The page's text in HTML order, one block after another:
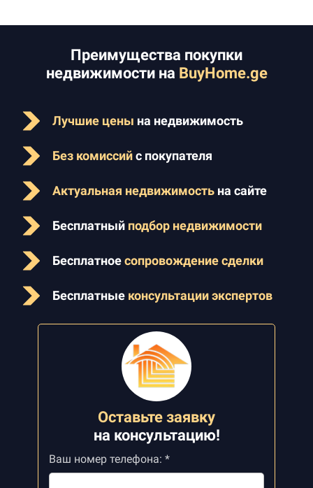
Преимущества покупки
недвижимости на BuyHome.ge
Лучшие цены на недвижимость
Без комиссийс покупателя
Актуальная недвижимость на сайте
Бесплатный подбор недвижимости
Бесплатноесопровождение сделки
Бесплатные консультации экспертов
Оставьте заявку
на консультацию!
Ваш номер телефона: *